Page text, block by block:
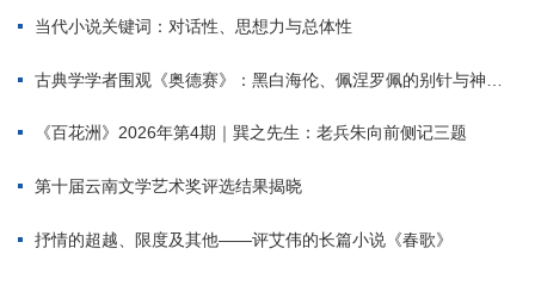
当代小说关键词：对话性、思想力与总体性
古典学学者围观《奥德赛》：黑白海伦、佩涅罗佩的别针与神秘入侵者
《百花洲》2026年第4期｜巽之先生：老兵朱向前侧记三题
第十届云南文学艺术奖评选结果揭晓
抒情的超越、限度及其他——评艾伟的长篇小说《春歌》